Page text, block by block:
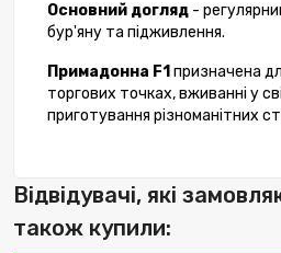
Основний догляд -
бур'яну та підживлення.
Примадонна F1 призначена
торгових точках, вживанні у
приготування різноманітних
Відвідувачі, які
також купили: